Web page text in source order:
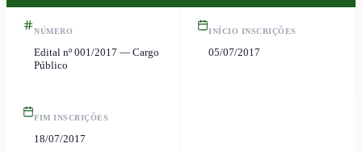
NÚMERO
Edital nº 001/2017 — Cargo
Público
INÍCIO INSCRIÇÕES
05/07/2017
FIM INSCRIÇÕES
18/07/2017